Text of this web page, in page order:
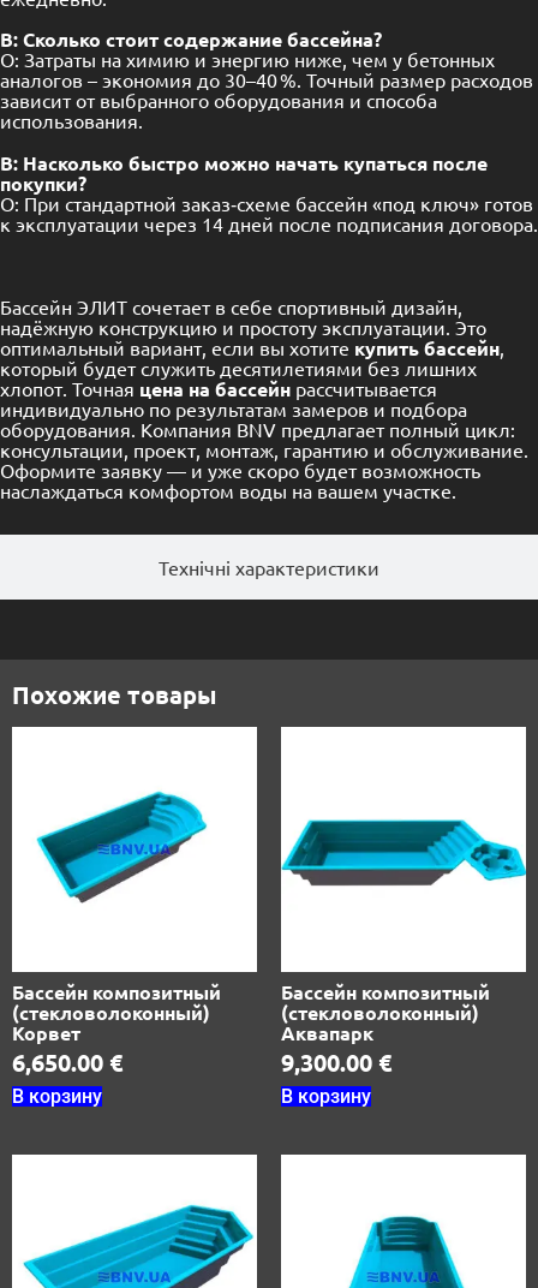
Технічні характеристики
В: Сколько стоит содержание бассейна?
О: Затраты на химию и энергию ниже, чем у бетонных
аналогов – экономия до 30–40 %. Точный размер расходов
зависит от выбранного оборудования и способа
использования.
В: Насколько быстро можно начать купаться после
покупки?
О: При стандартной заказ‑схеме бассейн «под ключ» готов
к эксплуатации через 14 дней после подписания договора.
Бассейн ЭЛИТ сочетает в себе спортивный дизайн,
надёжную конструкцию и простоту эксплуатации. Это
оптимальный вариант, если вы хотите купить бассейн,
который будет служить десятилетиями без лишних
хлопот. Точная цена на бассейн рассчитывается
индивидуально по результатам замеров и подбора
оборудования. Компания BNV предлагает полный цикл:
консультации, проект, монтаж, гарантию и обслуживание.
Оформите заявку — и уже скоро будет возможность
наслаждаться комфортом воды на вашем участке.
Похожие товары
Бассейн композитный
(стекловолоконный)
Корвет
6,650.00 €
В корзину
Бассейн композитный
(стекловолоконный)
Аквапарк
9,300.00 €
В корзину